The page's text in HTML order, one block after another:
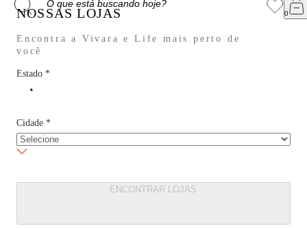
NOSSAS LOJAS
Encontra a Vivara e Life mais perto de
você
Estado *
Cidade *
ENCONTRAR LOJAS